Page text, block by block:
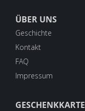
ÜBER UNS
Geschichte
Kontakt
FAQ
Impressum
GESCHENKKARTE